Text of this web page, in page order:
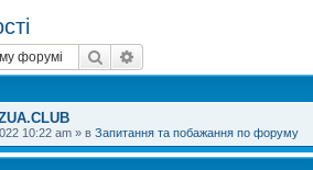
Пошук
10:22 am » в Запитання та побажання по форуму